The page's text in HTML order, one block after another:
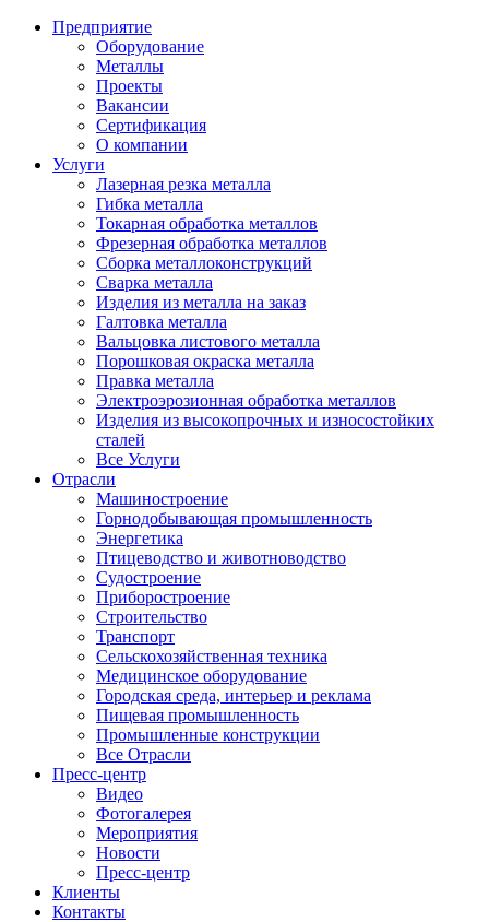
Предприятие
Оборудование
Металлы
Проекты
Вакансии
Сертификация
О компании
Услуги
Лазерная резка металла
Гибка металла
Токарная обработка металлов
Фрезерная обработка металлов
Сборка металлоконструкций
Сварка металла
Изделия из металла на заказ
Галтовка металла
Вальцовка листового металла
Порошковая окраска металла
Правка металла
Электроэрозионная обработка металлов
Изделия из высокопрочных и износостойких
сталей
Все Услуги
Отрасли
Машиностроение
Горнодобывающая промышленность
Энергетика
Птицеводство и животноводство
Судостроение
Приборостроение
Строительство
Транспорт
Сельскохозяйственная техника
Медицинское оборудование
Городская среда, интерьер и реклама
Пищевая промышленность
Промышленные конструкции
Все Отрасли
Пресс-центр
Видео
Фотогалерея
Мероприятия
Новости
Пресс-центр
Клиенты
Контакты